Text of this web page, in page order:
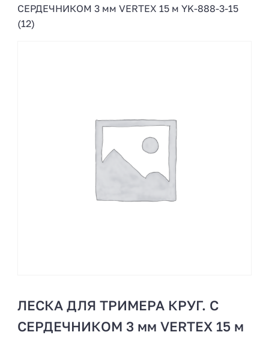
СЕРДЕЧНИКОМ 3 мм VERTEX 15 м YK-888-3-15
(12)
ЛЕСКА ДЛЯ ТРИМЕРА КРУГ. С
СЕРДЕЧНИКОМ 3 мм VERTEX 15 м